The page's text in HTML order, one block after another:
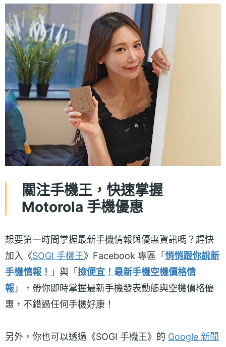
關注手機王，快速掌握
Motorola 手機優惠
想要第一時間掌握最新手機情報與優惠資訊嗎？趕快
加入《SOGI 手機王》Facebook 專區「 悄悄跟你說新
手機情報！ 」與「 撿便宜！最新手機空機價格情
報 」，帶你即時掌握最新手機發表動態與空機價格優
惠，不錯過任何手機好康！
另外，你也可以透過《SOGI 手機王》的 Google 新聞